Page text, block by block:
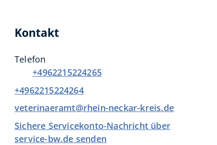
Kontakt
Telefon
+4962215224265
+4962215224264
veterinaeramt@rhein-neckar-kreis.de
Sichere Servicekonto-Nachricht über
service-bw.de senden